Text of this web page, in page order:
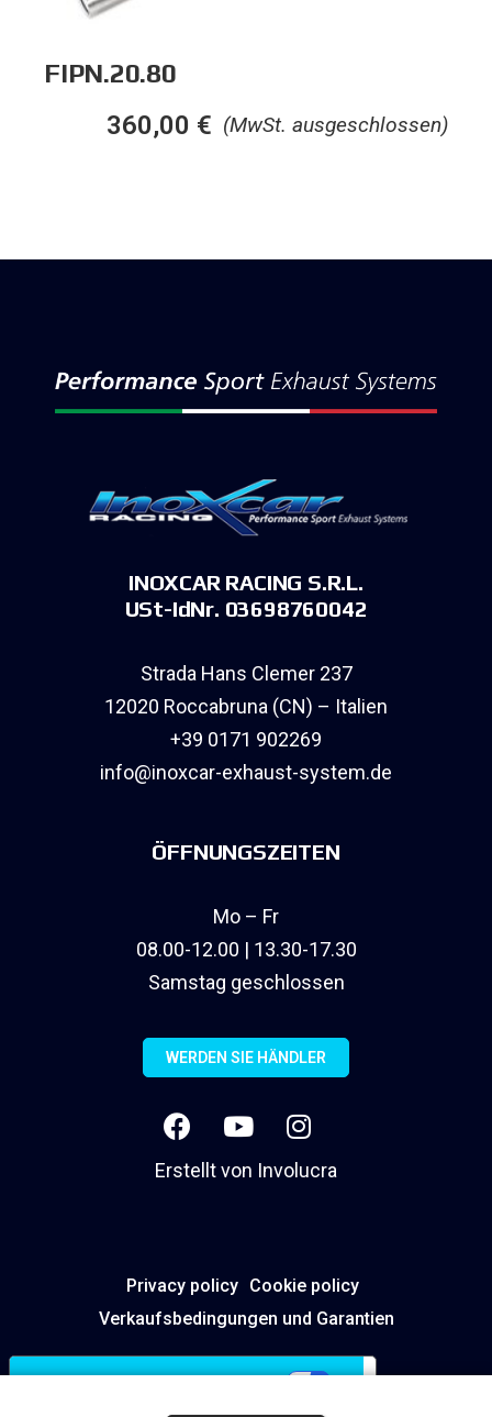
FIPN.20.80
(MwSt. ausgeschlossen)
360,00 €
INOXCAR RACING S.R.L.
USt-IdNr. 03698760042
Strada Hans Clemer 237
12020 Roccabruna (CN) – Italien
+39 0171 902269
info@inoxcar-exhaust-system.de
ÖFFNUNGSZEITEN
Mo – Fr
08.00-12.00 | 13.30-17.30
Samstag geschlossen
WERDEN SIE HÄNDLER
Erstellt von Involucra
Privacy policy Cookie policy
Verkaufsbedingungen und Garantien